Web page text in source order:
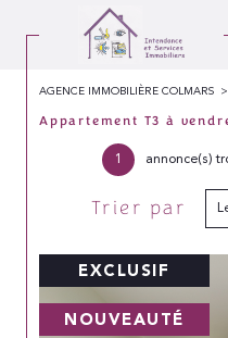
AGENCE IMMOBILIÈRE COLMARS
Appartement T3 à
1 annonce(s)
Trier par
EXCLUSIF
NOUVEAUTÉ